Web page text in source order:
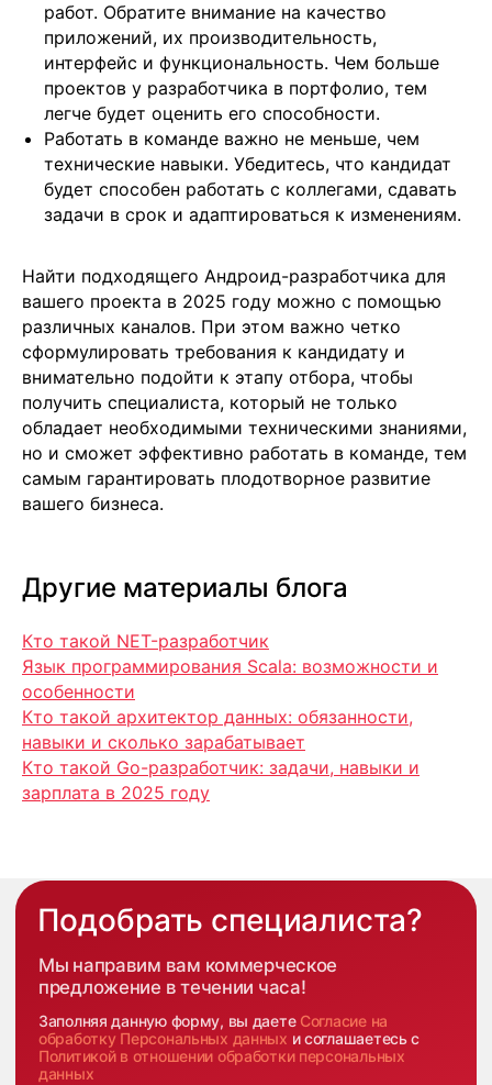
работ. Обратите внимание на качество
приложений, их производительность,
интерфейс и функциональность. Чем больше
проектов у разработчика в портфолио, тем
легче будет оценить его способности.
Работать в команде важно не меньше, чем
технические навыки. Убедитесь, что кандидат
будет способен работать с коллегами, сдавать
задачи в срок и адаптироваться к изменениям.
Найти подходящего Андроид-разработчика для
вашего проекта в 2025 году можно с помощью
различных каналов. При этом важно четко
сформулировать требования к кандидату и
внимательно подойти к этапу отбора, чтобы
получить специалиста, который не только
обладает необходимыми техническими знаниями,
но и сможет эффективно работать в команде, тем
самым гарантировать плодотворное развитие
вашего бизнеса.
Другие материалы блога
Кто такой NET-разработчик
Язык программирования Scala: возможности и
особенности
Кто такой архитектор данных: обязанности,
навыки и сколько зарабатывает
Кто такой Go-разработчик: задачи, навыки и
зарплата в 2025 году
Москва
О нас
Экспертиза
Цены
Кейсы
Клиенты
Имплант
Блог
Политика конфиденциальности
м. Новые Черемушки, Бизнес центр
Chavouzas, office 1-2
Limassol, Cyprus
+7 499 380 89 20
info@it-atlas.ru